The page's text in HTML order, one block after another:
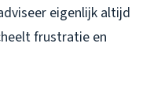
eigenlijk altijd
frustratie en